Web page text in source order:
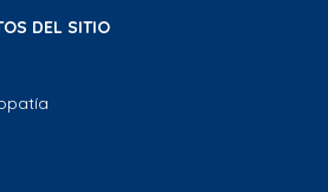
DEL SITIO